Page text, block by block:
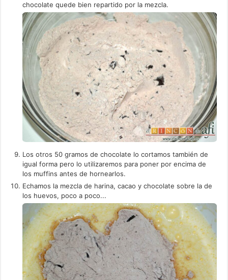
chocolate quede bien repartido por la mezcla.
Los otros 50 gramos de chocolate lo cortamos también de
igual forma pero lo utilizaremos para poner por encima de
los muffins antes de hornearlos.
Echamos la mezcla de harina, cacao y chocolate sobre la de
los huevos, poco a poco...